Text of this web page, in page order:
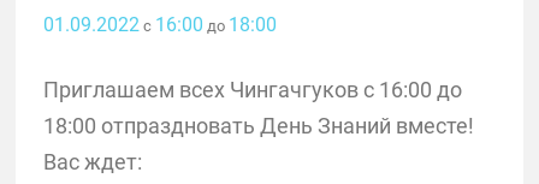
01.09.2022с 16:00 до 18:00
Приглашаем всех Чингачгуков с 16:00 до
18:00 отпраздновать День Знаний вместе!
Вас ждет: